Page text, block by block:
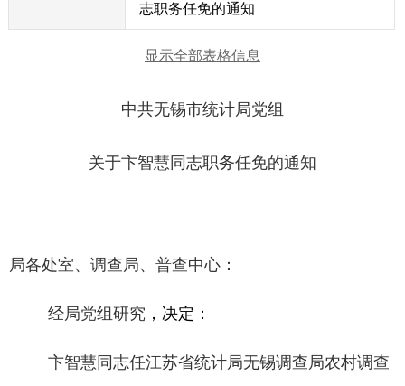
志职务任免的通知
显示全部表格信息
中共无锡市统计局党组
关于卞智慧同志职务任免的通知
局各处室、调查局、普查中心：
经局党组研究 ，决定：
卞智慧同志任江苏省统计局无锡调查局农村调查